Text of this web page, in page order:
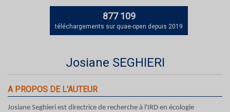
877 109
téléchargements sur quae-open depuis 2019
Josiane SEGHIERI
A PROPOS DE L'AUTEUR
Josiane Seghieri est directrice de recherche à l'IRD en écologie